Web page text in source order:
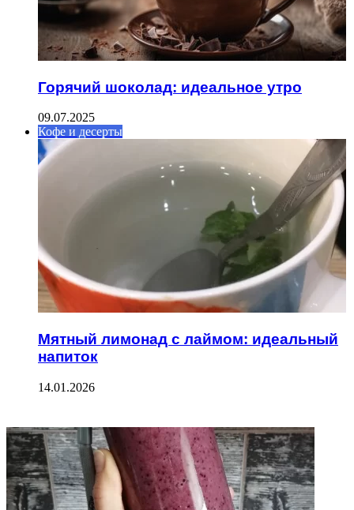
Горячий шоколад: идеальное утро
09.07.2025
Кофе и десерты
Мятный лимонад с лаймом: идеальный
напиток
14.01.2026